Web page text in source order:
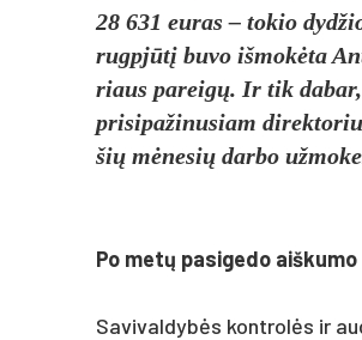
28 631 euras – to­kio
rugpjūtį bu­vo iš­mokė­ta
riaus pa­reigų. Ir tik
pri­si­pa­ži­nu­siam
šių mėne­sių dar­bo
Po metų pa­si­ge­do aiš­ku­mo
Sa­vi­val­dybės kont­rolės ir